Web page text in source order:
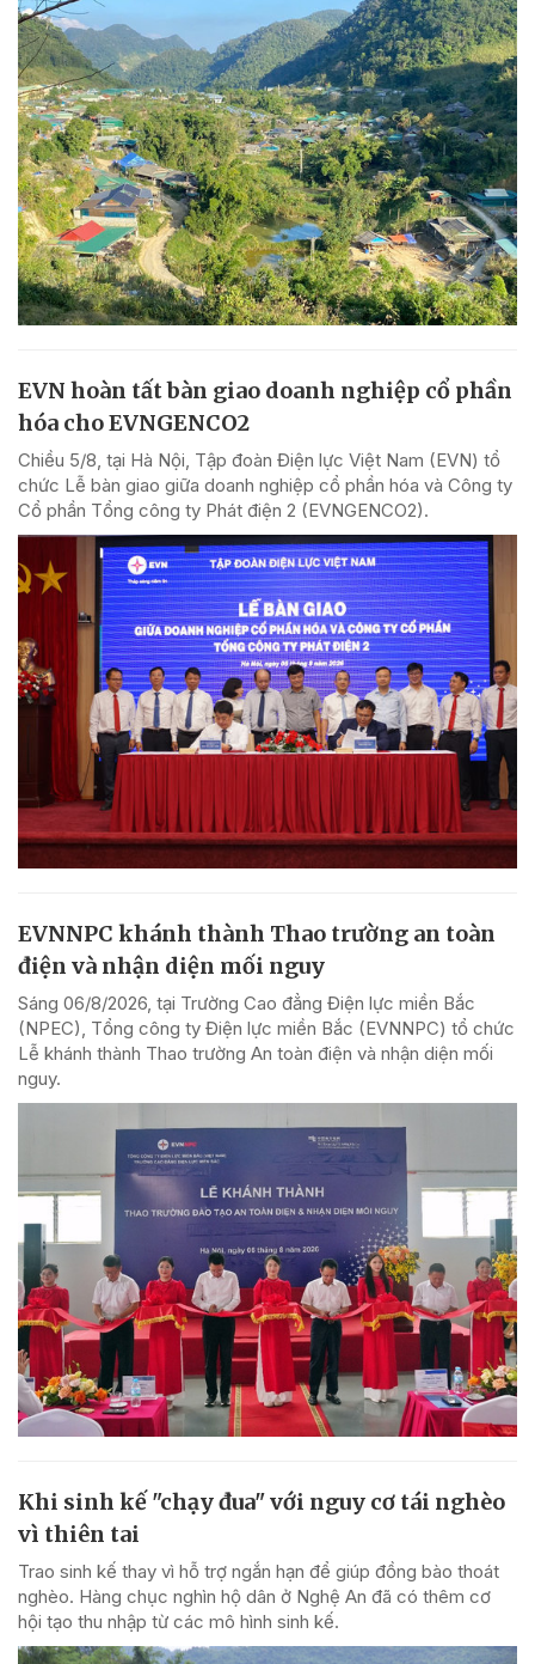
EVN hoàn tất bàn giao doanh nghiệp cổ phần
hóa cho EVNGENCO2
Chiều 5/8, tại Hà Nội, Tập đoàn Điện lực Việt Nam (EVN) tổ
chức Lễ bàn giao giữa doanh nghiệp cổ phần hóa và Công ty
Cổ phần Tổng công ty Phát điện 2 (EVNGENCO2).
EVNNPC khánh thành Thao trường an toàn
điện và nhận diện mối nguy
Sáng 06/8/2026, tại Trường Cao đẳng Điện lực miền Bắc
(NPEC), Tổng công ty Điện lực miền Bắc (EVNNPC) tổ chức
Lễ khánh thành Thao trường An toàn điện và nhận diện mối
nguy.
Khi sinh kế "chạy đua" với nguy cơ tái nghèo
vì thiên tai
Trao sinh kế thay vì hỗ trợ ngắn hạn để giúp đồng bào thoát
nghèo. Hàng chục nghìn hộ dân ở Nghệ An đã có thêm cơ
hội tạo thu nhập từ các mô hình sinh kế.